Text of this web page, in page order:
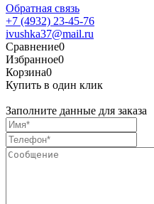
Обратная связь
+7 (4932) 23-45-76
ivushka37@mail.ru
Сравнение0
Избранное0
Корзина0
Купить в один клик
Заполните данные для заказа